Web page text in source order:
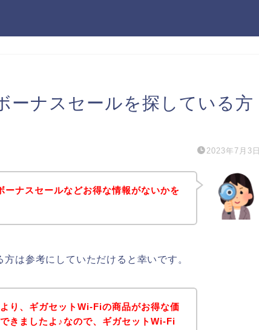
ーナスセールを探している方
2023年7月3日
ーナスセールなどお得な情報がないかを
は参考にしていただけると幸いです。
り、ギガセットWi-Fiの商品がお得な価
きましたよ♪なので、ギガセットWi-Fi